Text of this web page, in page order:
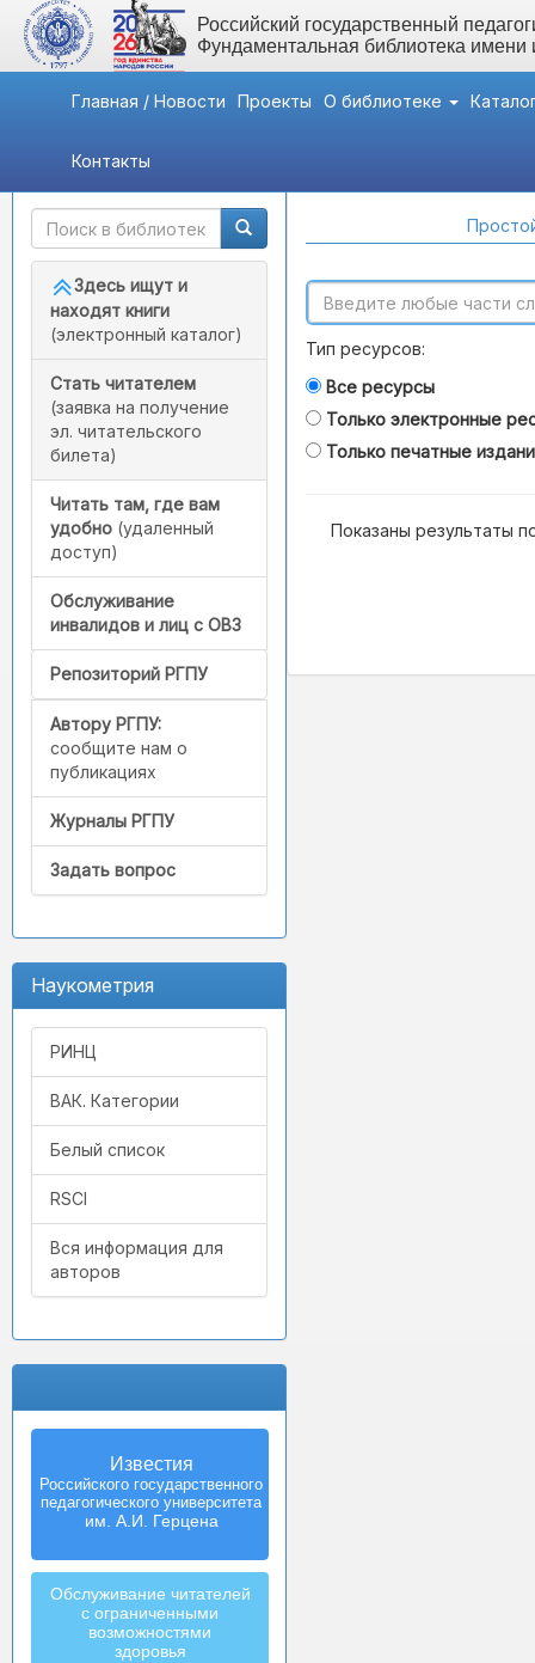
Российский государственный
Фундаментальная библиотека
Главная / Новости Проекты О библиотеке
Контакты
Быстрый доступ
Здесь ищут и
находят книги
(электронный каталог)
Стать читателем
(заявка на получение
эл. читательского
билета)
Читать там, где вам
удобно (удаленный
доступ)
Обслуживание
инвалидов и лиц с ОВЗ
Репозиторий РГПУ
Автору РГПУ:
сообщите нам о
публикациях
Журналы РГПУ
Задать вопрос
Наукометрия
РИНЦ
ВАК. Категории
Белый список
RSCI
Вся информация для
авторов
Известия
Российского государственного
педагогического университета
им. А.И. Герцена
Обслуживание читателей
с ограниченными
возможностями
здоровья
Тип ресурсов:
Все ресурсы
Только электронные
Только печатные
Показаны результаты